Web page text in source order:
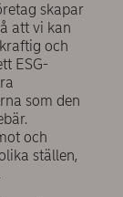
skapar
att vi kan
och
ESG-
som den
och
ställen,